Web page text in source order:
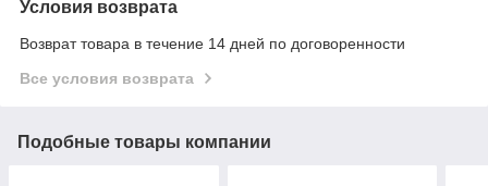
Условия возврата
Возврат товара в течение 14 дней по договоренности
Все условия возврата
Подобные товары компании